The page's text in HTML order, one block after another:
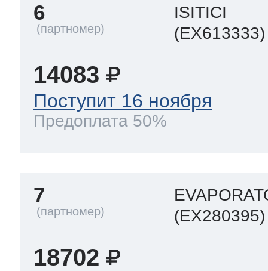
6
ISITICI
(EX613333)
14083
Поступит 16 ноября
Предоплата 50%
7
(EX280395)
18702